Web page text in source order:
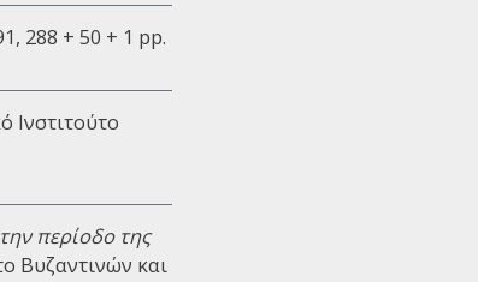
288 + 50 + 1 pp.
Ινστιτούτο
περίοδο της
Βυζαντινών και